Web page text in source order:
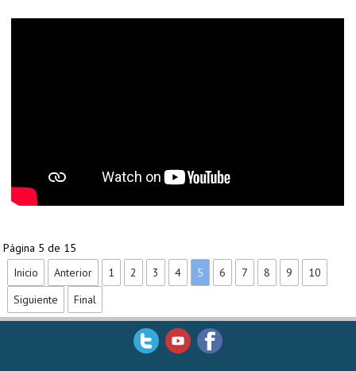
Página 5 de 15
Inicio
Anterior 1 2 3 4 5 6 7 8 9
10
Siguiente
Final